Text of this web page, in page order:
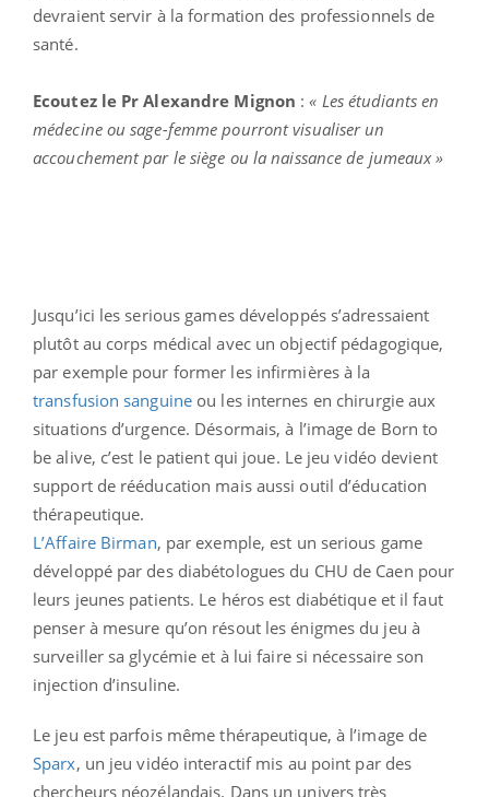
devraient servir à la formation des professionnels de
santé.
Ecoutez le Pr Alexandre Mignon :« Les étudiants en
médecine ou sage-femme pourront visualiser un
accouchement par le siège ou la naissance de jumeaux »
Jusqu’ici les serious games développés s’adressaient
plutôt au corps médical avec un objectif pédagogique,
par exemple pour former les infirmières à la
transfusion sanguine ou les internes en chirurgie aux
situations d’urgence. Désormais, à l’image de Born to
be alive, c’est le patient qui joue. Le jeu vidéo devient
support de rééducation mais aussi outil d’éducation
thérapeutique.
L’Affaire Birman, par exemple, est un serious game
développé par des diabétologues du CHU de Caen pour
leurs jeunes patients. Le héros est diabétique et il faut
penser à mesure qu’on résout les énigmes du jeu à
surveiller sa glycémie et à lui faire si nécessaire son
injection d’insuline.
Le jeu est parfois même thérapeutique, à l’image de
Sparx, un jeu vidéo interactif mis au point par des
chercheurs néozélandais. Dans un univers très